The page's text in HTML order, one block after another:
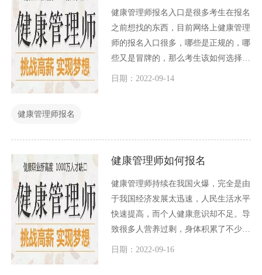
健康管理师报名入口是很多考生在报名
之前想找的东西，目前网络上健康管理
师的报名入口很多，哪些是正规的，哪
些又是冒牌的，那么考生该如何选择
呢？今天小编就这个问题和大家一起讨
日期：2022-09-14
健康管理师报名
健康管理师如何报名
健康管理师持续在我国火爆，完全是由
于我国经济发展太迅速，人民生活水平
快速提高，而个人健康意识却不足。导
致很多人营养过剩，身体积累了不少的
慢性疾病，难以根除。在此情况下，我
日期：2022-09-16